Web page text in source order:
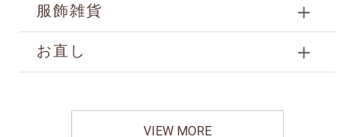
服飾雑貨
お直し
VIEW MORE